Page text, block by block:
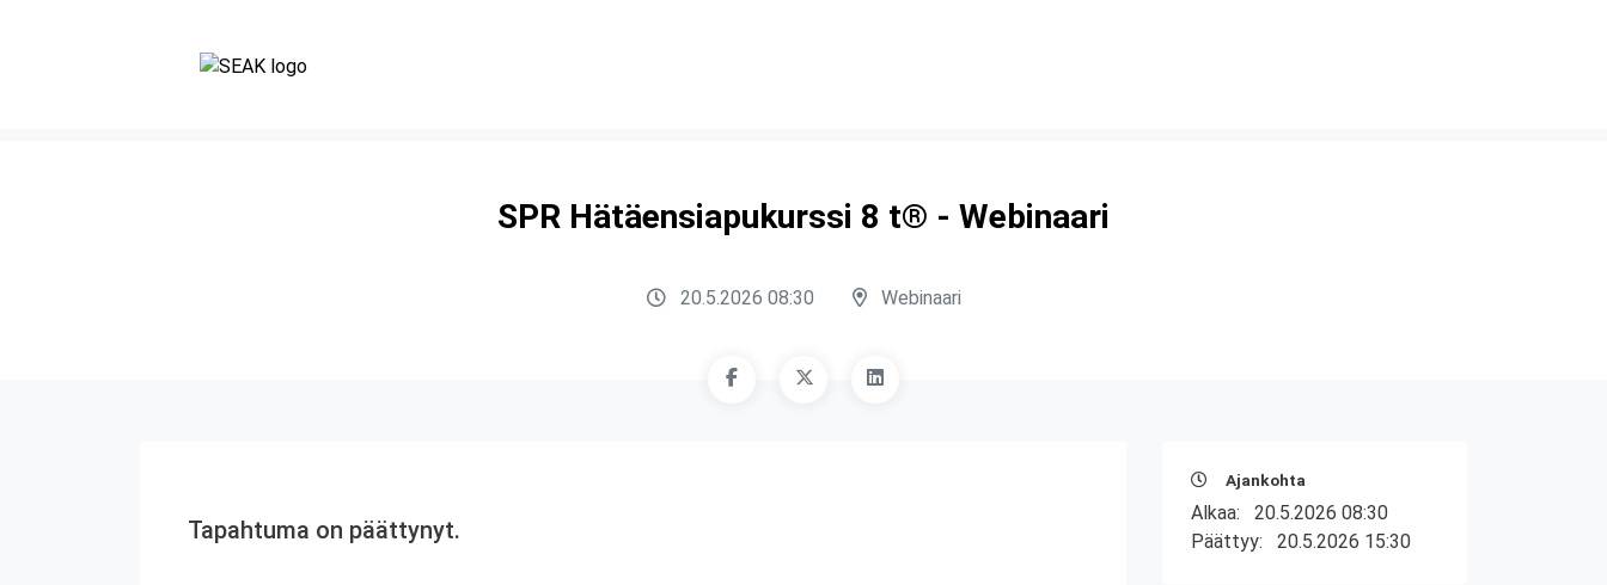
SPR Hätäensiapukurssi 8 t® - Webinaari
20.5.2026 08:30 Webinaari
Tapahtuma on päättynyt.
Ajankohta
Alkaa: 20.5.2026 08:30
Päättyy: 20.5.2026 15:30